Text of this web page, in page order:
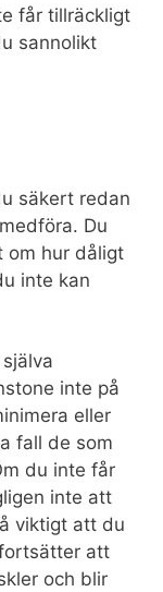
får tillräckligt
sannolikt
säkert redan
Du
om hur dåligt
inte kan
inte på
eller
fall de som
du inte får
inte att
viktigt att du
att
och blir